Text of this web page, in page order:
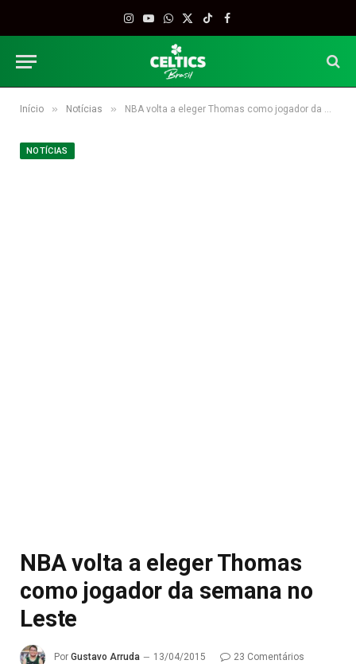
Instagram
YouTube
WhatsApp
X
TikTokFacebook
Início » Notícias » NBA volta a eleger Thomas como jogador da semana no Leste
NOTÍCIAS
NBA volta a eleger Thomas
como jogador da semana no
Leste
Por Gustavo Arruda 13/04/2015
23 Comentários